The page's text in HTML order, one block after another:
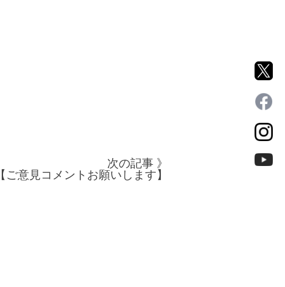
次の記事 》
【ご意見コメントお願いします】